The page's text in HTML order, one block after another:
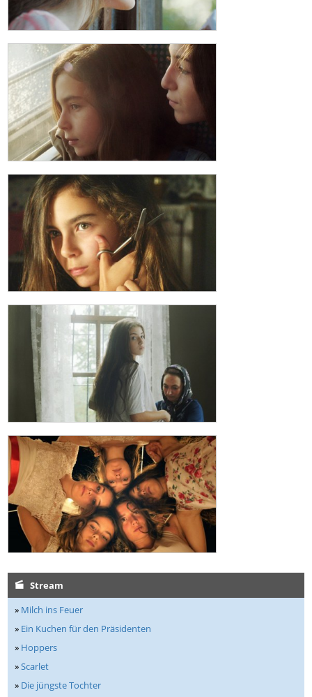
Stream
» Milch ins Feuer
» Ein Kuchen für den Präsidenten
» Hoppers
»Scarlet
» Die jüngste Tochter